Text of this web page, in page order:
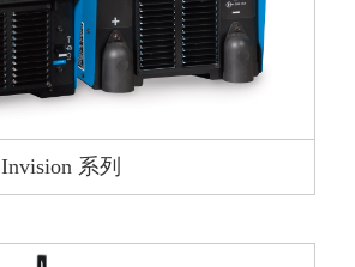
Invision 系列